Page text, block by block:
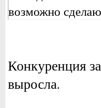
возможно
Конкуренция
выросла.